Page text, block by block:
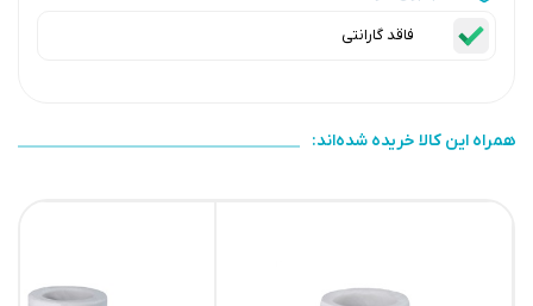
فاقد گارانتی
همراه این کالا خریده شده‌اند: